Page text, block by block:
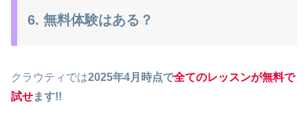
6. 無料体験はある？
クラウティでは2025年4月時点で全てのレッスンが無料で
試せます!!